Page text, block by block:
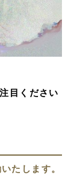
目ください
たします。